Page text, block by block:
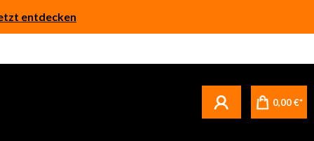
entdecken
0,00 €*